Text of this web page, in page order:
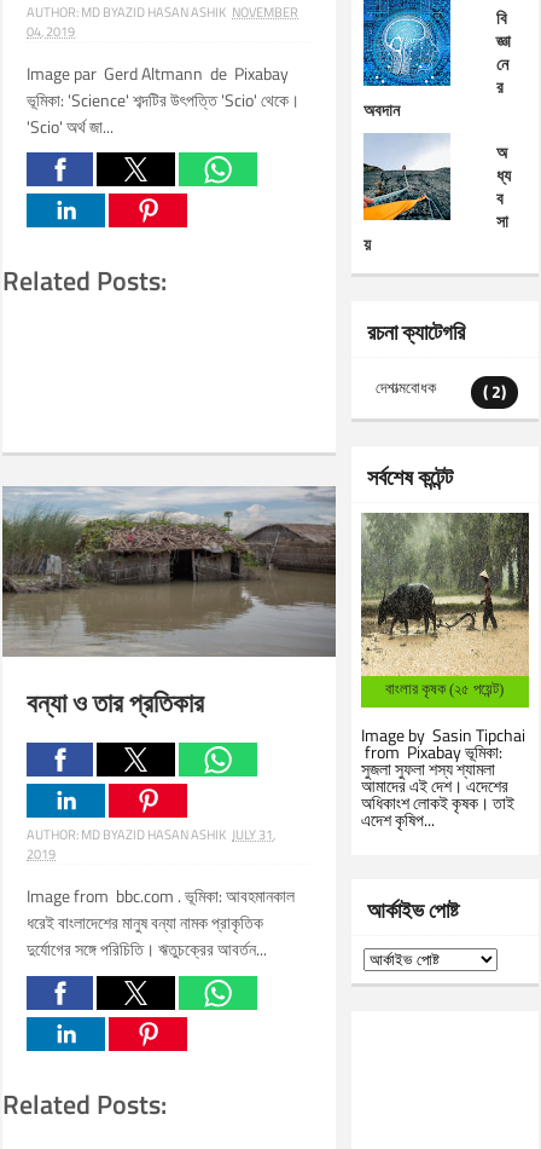
AUTHOR:MD BYAZID HASAN ASHIK NOVEMBER
04, 2019
Image par Gerd Altmann de Pixabay
ভূমিকা: 'Science' শব্দটির উৎপত্তি 'Scio' থেকে।
'Scio' অর্থ জা...
Related Posts:
বন্যা ও তার প্রতিকার
AUTHOR:MD BYAZID HASAN ASHIK JULY 31,
2019
Image from bbc.com . ভূমিকা: আবহমানকাল
ধরেই বাংলাদেশের মানুষ বন্যা নামক প্রাকৃতিক
দুর্যোগের সঙ্গে পরিচিতি। ঋতুচক্রের আবর্তন...
Related Posts:
বি
জ্ঞা
নে
র
অবদান
অ
ধ্য
ব
সা
য়
রচনা ক্যাটেগরি
দেশাত্মবোধক ( 2)
সর্বশেষ কন্টেন্ট
বাংলার কৃষক (২৫ পয়েন্ট)
Image by Sasin Tipchai
from Pixabay ভূমিকা:
সুজলা সুফলা শস্য শ্যামলা
আমাদের এই দেশ। এদেশের
অধিকাংশ লোকই কৃষক। তাই
এদেশ কৃষিপ...
আর্কাইভ পোষ্ট